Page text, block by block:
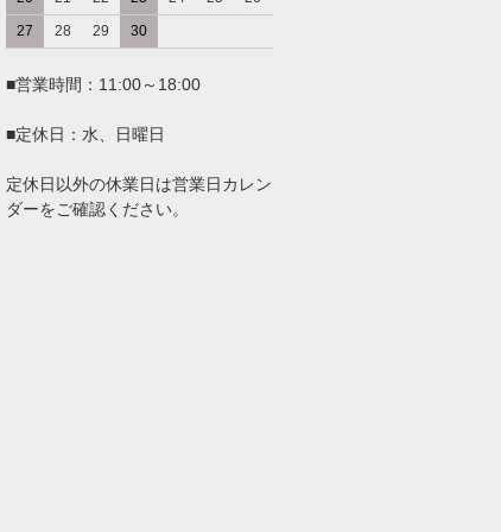
27
28 29 30
■営業時間：11:00～18:00
■定休日：水、日曜日
定休日以外の休業日は営業日カレン
ダーをご確認ください。